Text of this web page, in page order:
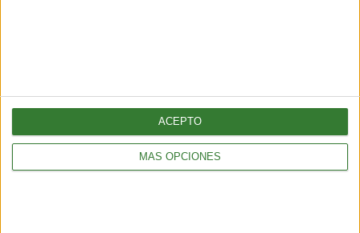
MÁS OPCIONES
ACEPTO
Suscribete gratis a nuestro Newsletter